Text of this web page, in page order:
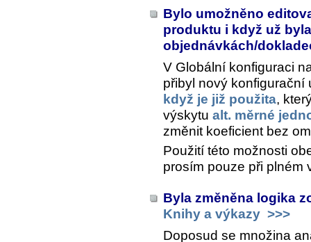
Bylo umožněno
produktu i když už
objednávkách/
V Globální konfiguraci
přibyl nový konfigurační
když je již použita,
výskytu alt. měrné
změnit koeficient bez
Použití této možnosti
prosím pouze při plném
Byla změněna logika
Knihy a výkazy >>>
Doposud se množina